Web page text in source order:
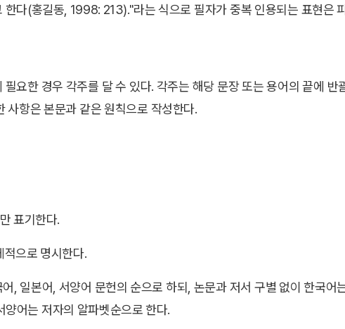
다(홍길동, 1998: 213)."라는 식으로 필자가 중복 인용되는 표현은
요한 경우 각주를 달 수 있다. 각주는 해당 문장 또는 용어의 끝에 반
사항은 본문과 같은 원칙으로 작성한다.
표기한다.
으로 명시한다.
, 일본어, 서양어 문헌의 순으로 하되, 논문과 저서 구별 없이 한국어
어는 저자의 알파벳순으로 한다.